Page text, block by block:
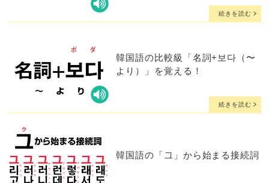
続きを読む
韓国語の比較級「名詞+보다（〜
より）」を覚える！
続きを読む
韓国語の「그」から始まる接続詞